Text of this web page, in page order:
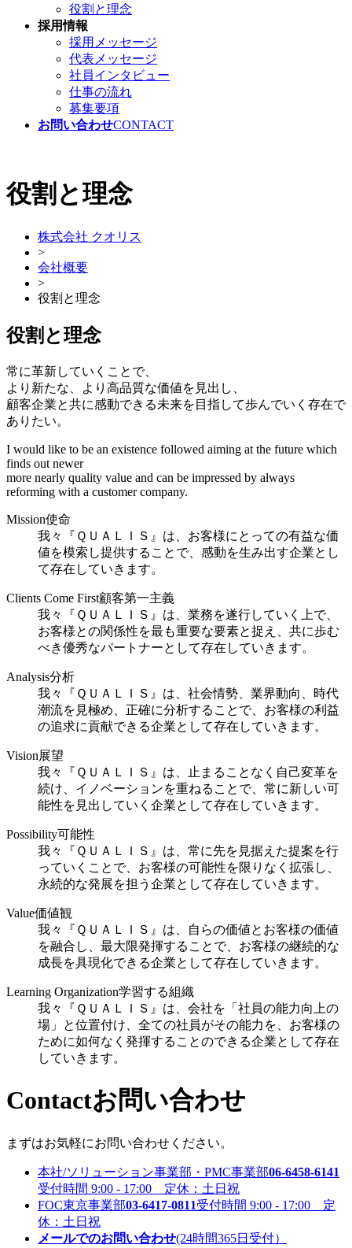
役割と理念
採用情報
採用メッセージ
代表メッセージ
社員インタビュー
仕事の流れ
募集要項
お問い合わせCONTACT
役割と理念
株式会社 クオリス
>
会社概要
>
役割と理念
役割と理念
常に革新していくことで、
より新たな、より高品質な価値を見出し、
顧客企業と共に感動できる未来を目指して歩んでいく存在で
ありたい。
I would like to be an existence followed aiming at the future which
finds out newer
more nearly quality value and can be impressed by always
reforming with a customer company.
Mission使命
我々『ＱＵＡＬＩＳ』は、お客様にとっての有益な価
値を模索し提供することで、感動を生み出す企業とし
て存在していきます。
Clients Come First顧客第一主義
我々『ＱＵＡＬＩＳ』は、業務を遂行していく上で、
お客様との関係性を最も重要な要素と捉え、共に歩む
べき優秀なパートナーとして存在していきます。
Analysis分析
我々『ＱＵＡＬＩＳ』は、社会情勢、業界動向、時代
潮流を見極め、正確に分析することで、お客様の利益
の追求に貢献できる企業として存在していきます。
Vision展望
我々『ＱＵＡＬＩＳ』は、止まることなく自己変革を
続け、イノベーションを重ねることで、常に新しい可
能性を見出していく企業として存在していきます。
Possibility可能性
我々『ＱＵＡＬＩＳ』は、常に先を見据えた提案を行
っていくことで、お客様の可能性を限りなく拡張し、
永続的な発展を担う企業として存在していきます。
Value価値観
我々『ＱＵＡＬＩＳ』は、自らの価値とお客様の価値
を融合し、最大限発揮することで、お客様の継続的な
成長を具現化できる企業として存在していきます。
Learning Organization学習する組織
我々『ＱＵＡＬＩＳ』は、会社を「社員の能力向上の
場」と位置付け、全ての社員がその能力を、お客様の
ために如何なく発揮することのできる企業として存在
していきます。
Contactお問い合わせ
まずはお気軽にお問い合わせください。
本社/ソリューション事業部・PMC事業部06-6458-6141
受付時間 9:00 - 17:00 定休：土日祝
FOC東京事業部03-6417-0811受付時間 9:00 - 17:00 定
休：土日祝
メールでのお問い合わせ(24時間365日受付）